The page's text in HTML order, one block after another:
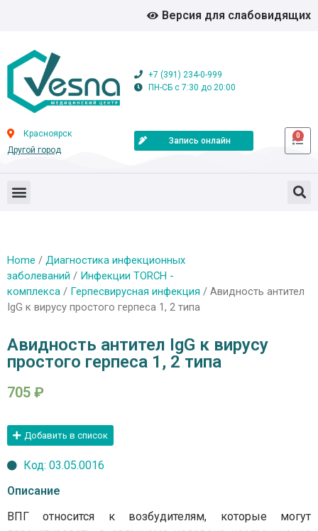
Версия для слабовидящих
+7 (391) 234-0-999
ПН-СБ с 7:30 до 20:00
Красноярск
Другой город
Запись онлайн
0
Home / Диагностика инфекционных
заболеваний / Инфекции TORCH -
комплекса / Герпесвирусная инфекция / Авидность антител
IgG к вирусу простого герпеса 1, 2 типа
Авидность антител IgG к вирусу
простого герпеса 1, 2 типа
705 ₽
Добавить в список
Код: 03.05.0016
Описание
ВПГ относится к возбудителям, которые могут